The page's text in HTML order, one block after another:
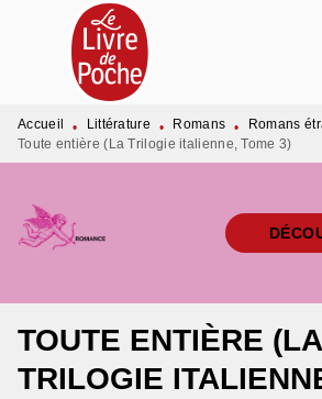
MENU RECHERCHE
PIED DE PAGE
Accueil • Littérature • Romans • Romans
Toute entière (La Trilogie italienne, Tome 3)
TOUTE ENTIÈRE (LA
TRILOGIE